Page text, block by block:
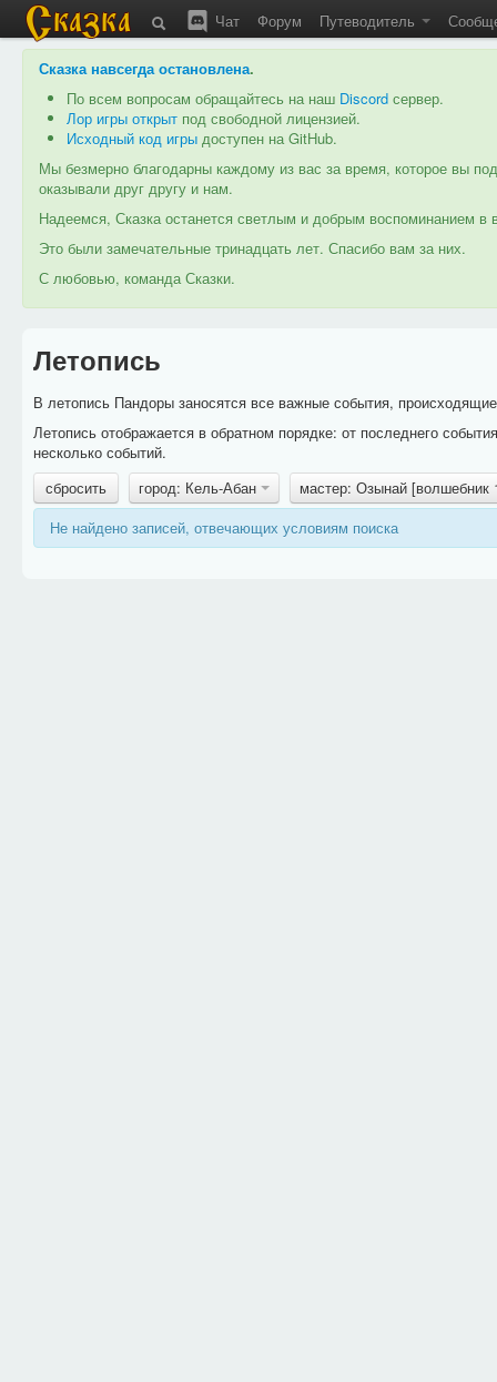
Чат Форум Путеводитель
Сказка навсегда остановлена.
По всем вопросам обращайтесь на наш Discord сервер.
Лор игры открыт под свободной лицензией.
Исходный код игры доступен на GitHub.
Мы безмерно благодарны каждому из вас за время, которое вы
оказывали друг другу и нам.
Надеемся, Сказка останется светлым и добрым воспоминанием
Это были замечательные тринадцать лет. Спасибо вам за них.
С любовью, команда Сказки.
Летопись
В летопись Пандоры заносятся все важные события,
Летопись отображается в обратном порядке: от последнего
несколько событий.
сбросить
город: Кель-Абан
мастер: Озынай [волшебник
Не найдено записей, отвечающих условиям поиска